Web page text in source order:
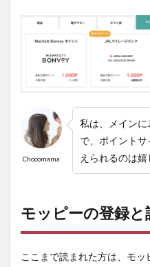
Chocomama
私は、メイン
で、ポイント
えられるのは嬉
モッピーの登録と
ここまで読まれた方は、モ